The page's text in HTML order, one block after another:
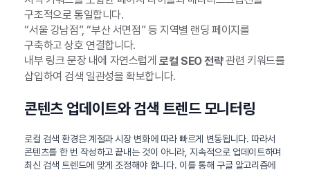
구조적으로 통일합니다.
“서울 강남점”, “부산 서면점” 등 지역별 랜딩 페이지를
구축하고 상호 연결합니다.
내부 링크 문장 내에 자연스럽게로컬 SEO 전략관련 키워드를
삽입하여 검색 일관성을 확보합니다.
콘텐츠 업데이트와 검색 트렌드 모니터링
로컬 검색 환경은 계절과 시장 변화에 따라 빠르게 변동됩니다. 따라서
콘텐츠를 한 번 작성하고 끝내는 것이 아니라, 지속적으로 업데이트하며
최신 검색 트렌드에 맞게 조정해야 합니다. 이를 통해 구글 알고리즘에